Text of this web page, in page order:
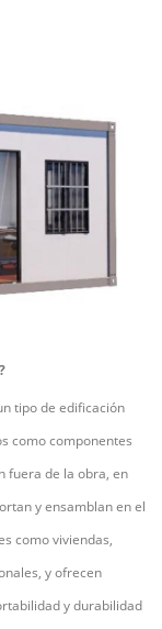
tipo de edificación
como componentes
fuera de la obra, en
y ensamblan en el
como viviendas,
y ofrecen
y durabilidad